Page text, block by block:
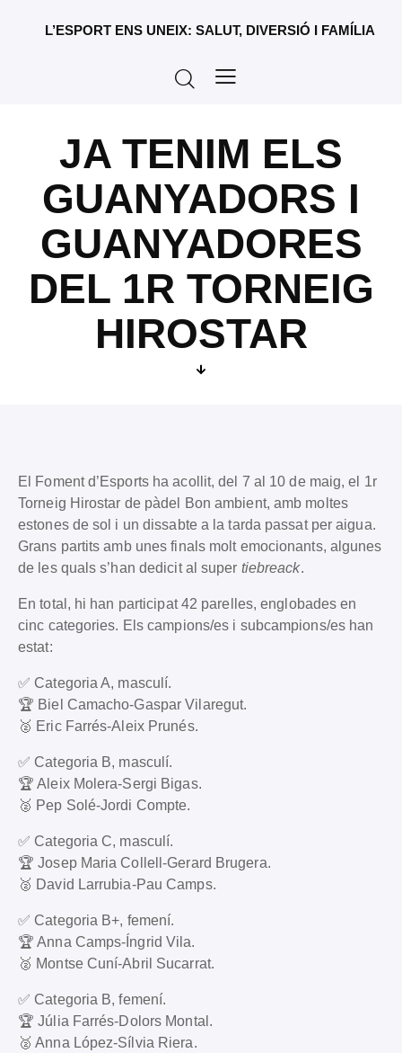
L’ESPORT ENS UNEIX: SALUT, DIVERSIÓ I FAMÍLIA
JA TENIM ELS
GUANYADORS I
GUANYADORES
DEL 1R TORNEIG
HIROSTAR
El Foment d’Esports ha acollit, del 7 al 10 de maig, el 1r
Torneig Hirostar de pàdel Bon ambient, amb moltes
estones de sol i un dissabte a la tarda passat per aigua.
Grans partits amb unes finals molt emocionants, algunes
de les quals s’han dedicit al super tiebreack.
En total, hi han participat 42 parelles, englobades en
cinc categories. Els campions/es i subcampions/es han
estat:
✅ Categoria A, masculí.
🏆 Biel Camacho-Gaspar Vilaregut.
🥈 Eric Farrés-Aleix Prunés.
✅ Categoria B, masculí.
🏆 Aleix Molera-Sergi Bigas.
🥈 Pep Solé-Jordi Compte.
✅ Categoria C, masculí.
🏆 Josep Maria Collell-Gerard Brugera.
🥈 David Larrubia-Pau Camps.
✅ Categoria B+, femení.
🏆 Anna Camps-Íngrid Vila.
🥈 Montse Cuní-Abril Sucarrat.
✅ Categoria B, femení.
🏆 Júlia Farrés-Dolors Montal.
🥈 Anna López-Sílvia Riera.